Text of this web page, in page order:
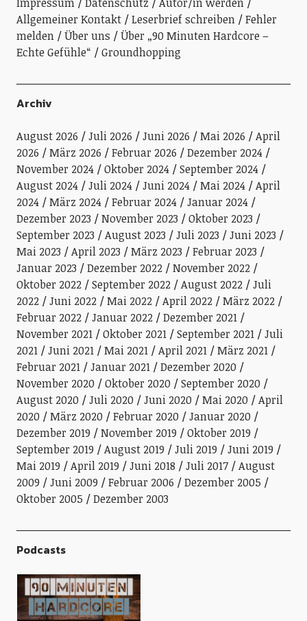
Impressum Datenschutz
Autor/in werden
Allgemeiner Kontakt
Leserbrief schreiben
Fehler
melden
Über uns
Über „90 Minuten Hardcore –
Echte Gefühle“
Groundhopping
Archiv
August 2026 Juli 2026 Juni 2026 Mai 2026
April
2026
März 2026 Februar 2026
Dezember 2024
November 2024
Oktober 2024
September 2024
August 2024
Juli 2024 Juni 2024 Mai 2024
April
2024
März 2024 Februar 2024
Januar 2024
Dezember 2023
November 2023
Oktober 2023
September 2023
August 2023 Juli 2023
Juni 2023
Mai 2023
April 2023 März 2023
Februar 2023
Januar 2023
Dezember 2022
November 2022
Oktober 2022
September 2022 August 2022
Juli
2022
Juni 2022 Mai 2022 April 2022
März 2022
Februar 2022
Januar 2022
Dezember 2021
November 2021
Oktober 2021 September 2021
Juli
2021
Juni 2021 Mai 2021 April 2021
März 2021
Februar 2021
Januar 2021
Dezember 2020
November 2020
Oktober 2020
September 2020
August 2020
Juli 2020 Juni 2020 Mai 2020
April
2020
März 2020 Februar 2020
Januar 2020
Dezember 2019
November 2019
Oktober 2019
September 2019
August 2019 Juli 2019
Juni 2019
Mai 2019
April 2019 Juni 2018 Juli 2017
August
2009
Juni 2009 Februar 2006
Dezember 2005
Oktober 2005
Dezember 2003
Podcasts